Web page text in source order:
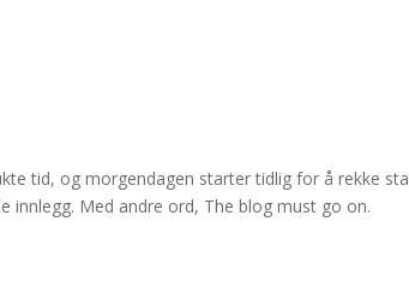
tid, og morgendagen starter tidlig for å rekke
innlegg. Med andre ord, The blog must go on.